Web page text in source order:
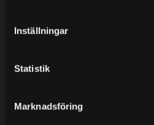
Inställningar
Statistik
Marknadsföring
KUNDTJÄNST